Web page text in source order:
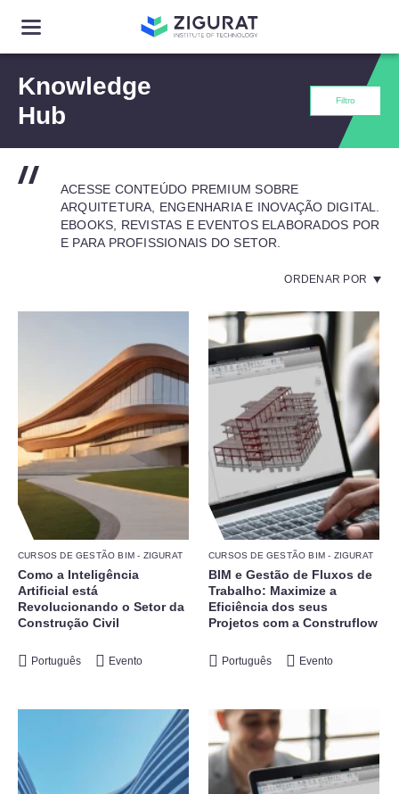
Knowledge
Hub
Filtro
ACESSE CONTEÚDO PREMIUM SOBRE
ARQUITETURA, ENGENHARIA E INOVAÇÃO DIGITAL.
EBOOKS, REVISTAS E EVENTOS ELABORADOS POR
E PARA PROFISSIONAIS DO SETOR.
ORDENAR POR
CURSOS DE GESTÃO BIM - ZIGURAT
Como a Inteligência
Artificial está
Revolucionando o Setor da
Construção Civil
Português Evento
CURSOS DE GESTÃO BIM - ZIGURAT
BIM e Gestão de Fluxos de
Trabalho: Maximize a
Eficiência dos seus
Projetos com a Construflow
Português Evento